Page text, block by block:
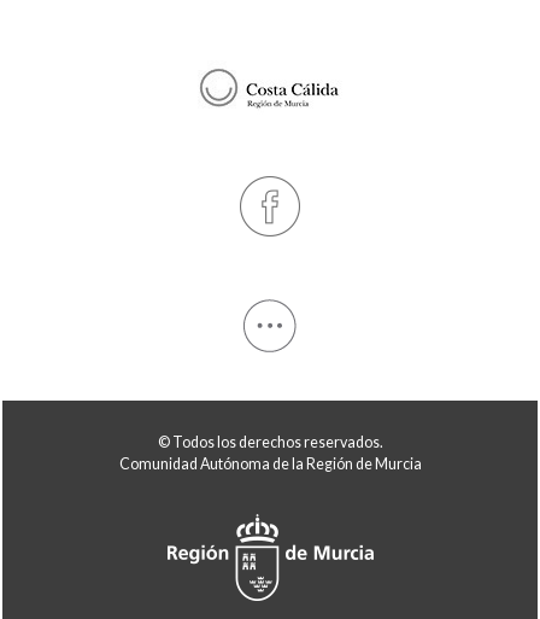
© Todos los derechos reservados.
Comunidad Autónoma de la Región de Murcia